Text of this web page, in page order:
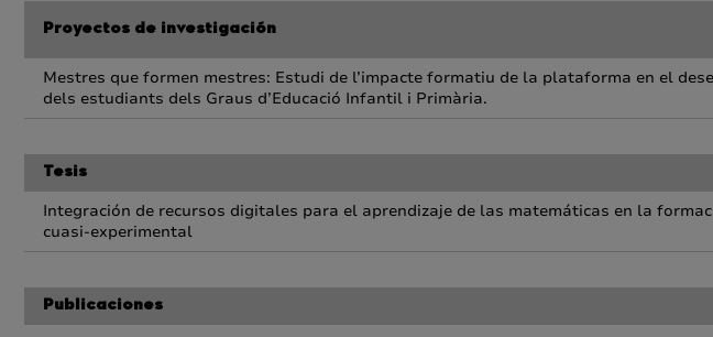
Proyectos de investigación
Mestres que formen mestres: Estudi de l’impacte formatiu de la plataforma en el
dels estudiants dels Graus d’Educació Infantil i Primària.
Tesis
Integración de recursos digitales para el aprendizaje de las matemáticas en la
cuasi-experimental
Publicaciones